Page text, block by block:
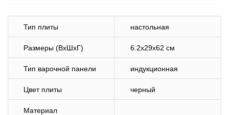
Тип плиты настольная
Размеры (ВхШхГ) 6.2x29x62 см
Тип варочной панели индукционная
Цвет плиты черный
Материал